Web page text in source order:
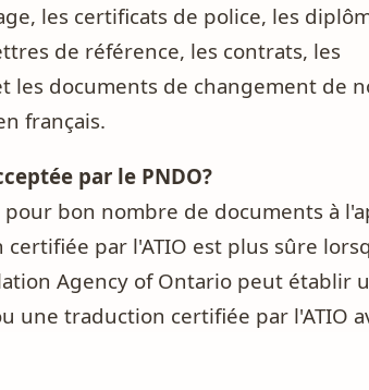
les certificats de police, les
de référence, les contrats, les
les documents de changement de
français.
par le PNDO?
bon nombre de documents à
par l'ATIO est plus sûre
Agency of Ontario peut établir
une traduction certifiée par l'ATIO